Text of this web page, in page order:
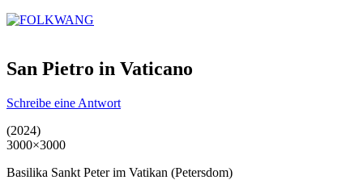
San Pietro in Vaticano
Schreibe eine Antwort
(2024)
3000×3000
Basilika Sankt Peter im Vatikan (Petersdom)